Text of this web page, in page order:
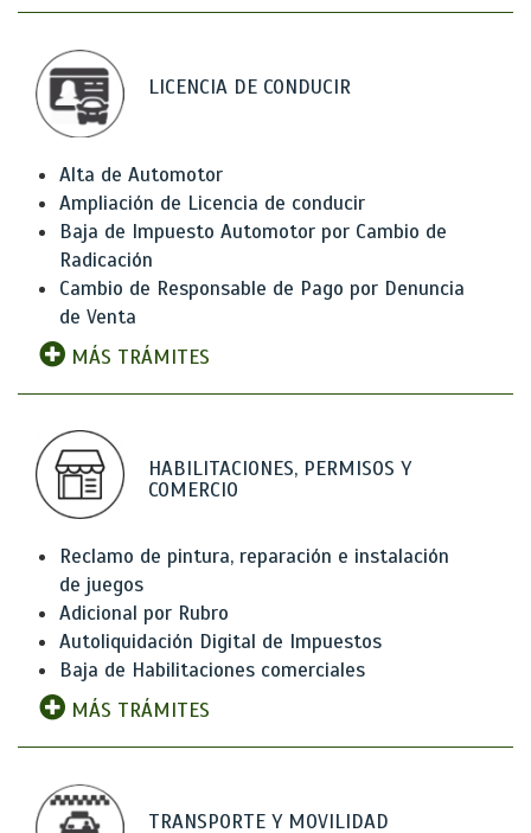
LICENCIA DE CONDUCIR
Alta de Automotor
Ampliación de Licencia de conducir
Baja de Impuesto Automotor por Cambio de
Radicación
Cambio de Responsable de Pago por Denuncia
de Venta
MÁS TRÁMITES
HABILITACIONES, PERMISOS Y
COMERCIO
Reclamo de pintura, reparación e instalación
de juegos
Adicional por Rubro
Autoliquidación Digital de Impuestos
Baja de Habilitaciones comerciales
MÁS TRÁMITES
TRANSPORTE Y MOVILIDAD